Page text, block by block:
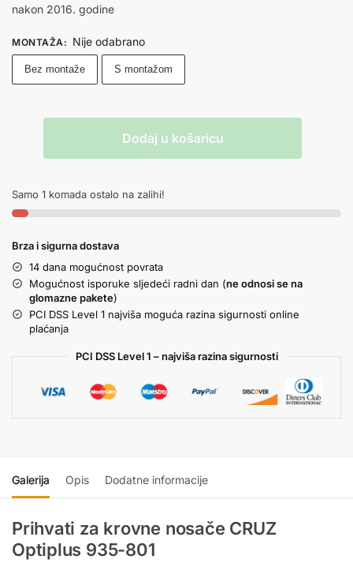
nakon 2016. godine
MONTAŽA : Nije odabrano
Bez montaže S montažom
Dodaj u košaricu
Samo 1 komada ostalo na zalihi!
Brza i sigurna dostava
14 dana mogućnost povrata
Mogućnost isporuke sljedeći radni dan (ne odnosi se na
glomazne pakete)
PCI DSS Level 1 najviša moguća razina sigurnosti online
plaćanja
PCI DSS Level 1 – najviša razina sigurnosti
Galerija Opis Dodatne informacije
Prihvati za krovne nosače CRUZ
Optiplus 935-801